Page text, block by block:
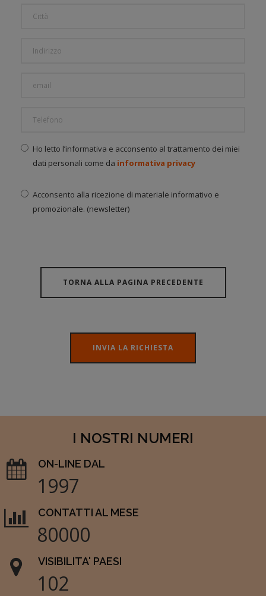
Ho letto l’informativa e acconsento al trattamento dei miei
dati personali come da informativa privacy
Acconsento alla ricezione di materiale informativo e
promozionale. (newsletter)
TORNA ALLA PAGINA PRECEDENTE
INVIA LA RICHIESTA
I NOSTRI NUMERI
ON-LINE DAL
1997
CONTATTI AL MESE
80000
VISIBILITA' PAESI
102